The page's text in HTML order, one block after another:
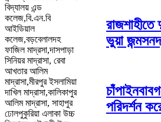
বিদ্যালয় এন্ড
কলেজ,বি.এন.বি
আইডিয়াল
কলেজ,বড়বেলালদহ
ফাজিল মাদ্রসা,দাসপাড়া
সিনিয়র মাদ্রাসা, রেবা
আখতার আলিম
মাদ্রাসা,মীরপুর ইসলামিয়া
দাখিল মাদ্রাসা,কালিকাপুর
আলিম মাদ্রাসা, সাহাপুর
ঢোলপুকুরিয়া এলাকা উচ্চ
রাজশাহীতে
ভুয়া
পরিদর্শন